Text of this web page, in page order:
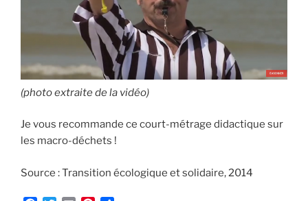
(photo extraite de la vidéo)
Je vous recommande ce court-métrage didactique sur
les macro-déchets !
Source : Transition écologique et solidaire, 2014